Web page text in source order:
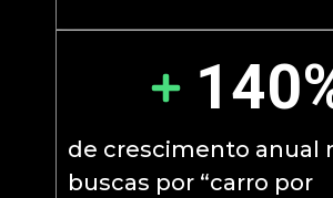
de crescimento anual
buscas por “carro por